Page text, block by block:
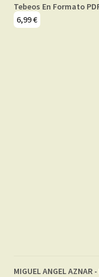
Tebeos En Formato
6,99€
MIGUEL ANGEL